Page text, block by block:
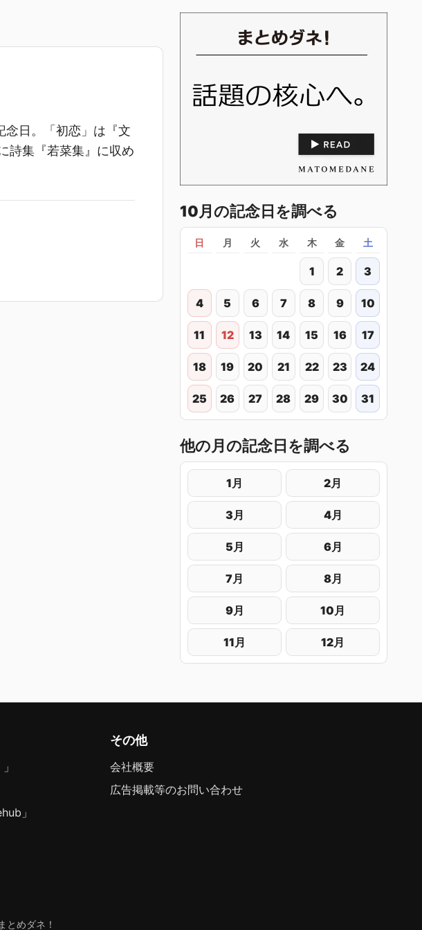
念日。「初恋」は『文
詩集『若菜集』に収め
10月の記念日を調べる
日 月 火 水 木 金 土
1 2 3
4 5 6 7 8 9 10
11 12 13 14 15 16 17
18 19 20 21 22 23 24
25 26 27 28 29 30 31
他の月の記念日を調べる
1月 2月
3月 4月
5月 6月
7月 8月
9月 10月
11月 12月
」
その他
会社概要
広告掲載等のお問い合わせ
めダネ！